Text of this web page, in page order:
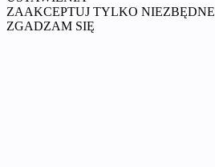
ZAAKCEPTUJ TYLKO NIEZBĘDNE
ZGADZAM SIĘ